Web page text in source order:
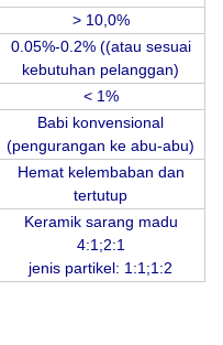
> 10,0%
0.05%-0.2% ((atau sesuai
kebutuhan pelanggan)
< 1%
Babi konvensional
(pengurangan ke abu-abu)
Hemat kelembaban dan
tertutup
Keramik sarang madu
4:1;2:1
jenis partikel: 1:1;1:2